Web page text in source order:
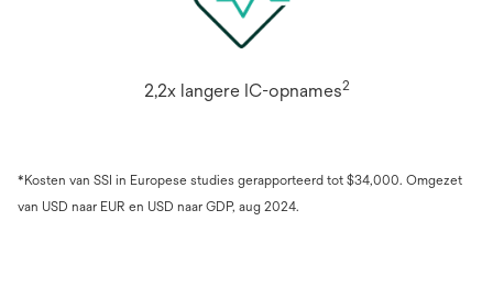
2,2x langere IC-opnames2
*Kosten van SSI in Europese studies gerapporteerd tot $34,000. Omgezet
van USD naar EUR en USD naar GDP, aug 2024.